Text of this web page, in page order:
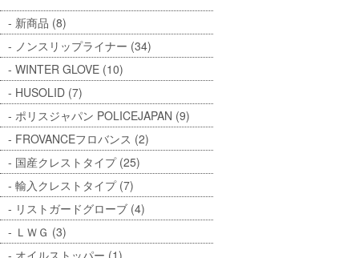
新商品 (8)
ノンスリップライナー (34)
WINTER GLOVE (10)
HUSOLID (7)
ポリスジャパン POLICEJAPAN (9)
FROVANCEフロバンス (2)
国産クレストタイプ (25)
輸入クレストタイプ (7)
リストガードグローブ (4)
ＬＷＧ (3)
オイルストッパー (1)